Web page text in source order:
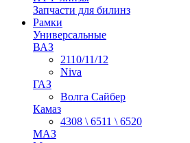
Запчасти для билинз
Рамки
Универсальные
ВАЗ
2110/11/12
Niva
ГАЗ
Волга Сайбер
Камаз
4308 \ 6511 \ 6520
МАЗ